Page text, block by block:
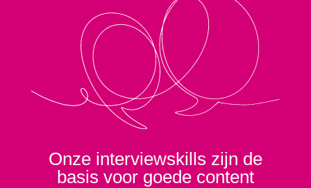
Onze interviewskills zijn de
basis voor goede content